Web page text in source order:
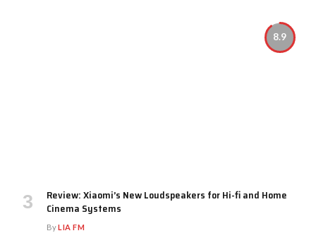
8.9
Review: Xiaomi’s New Loudspeakers for Hi-fi and Home
Cinema Systems
ByLIA FM